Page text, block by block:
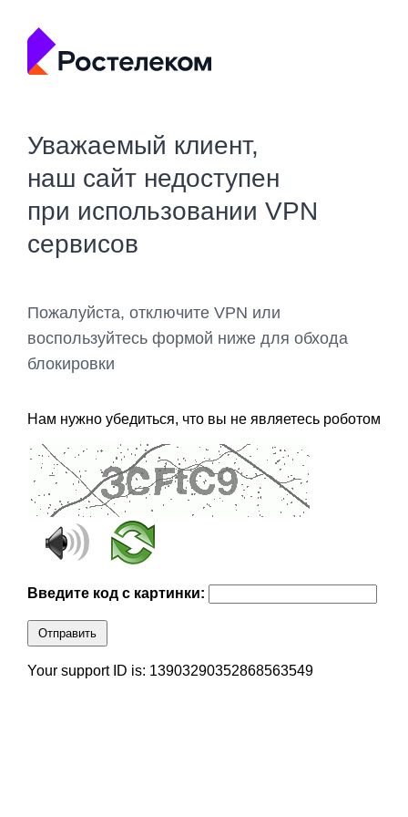
Уважаемый клиент,
наш сайт недоступен
при использовании VPN
сервисов
Пожалуйста, отключите VPN или
воспользуйтесь формой ниже для обхода
блокировки
Нам нужно убедиться, что вы не являетесь роботом
Введите код с картинки:
Отправить
Your support ID is: 13903290352868563549